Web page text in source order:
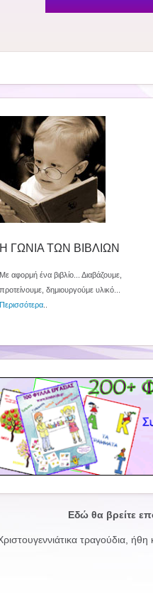
Η ΓΩΝΙΑ ΤΩΝ ΒΙΒΛΙΩΝ
Με αφορμή ένα βιβλίο... Διαβάζουμε,
προτείνουμε, δημιουργούμε υλικό...
Περισσότερα
Εδώ θα βρείτε
τραγούδια,